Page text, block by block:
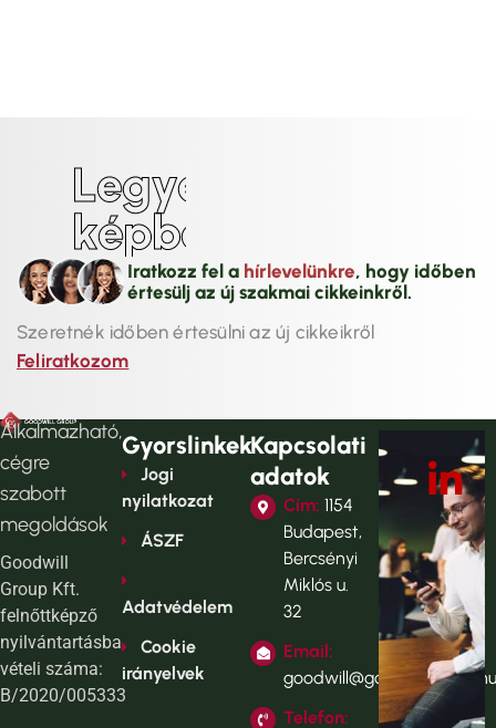
Legyé
képbe
Iratkozz fel a hírlevelünkre, hogy időben
értesülj az új szakmai cikkeinkről.
Szeretnék időben értesülni az új cikkeikről
Feliratkozom
Alkalmazható,
cégre
szabott
megoldások
Goodwill
Group Kft.
felnőttképző
nyilvántartásba
vételi száma:
B/2020/005333
Gyorslinkek
Jogi
nyilatkozat
ÁSZF
Adatvédelem
Cookie
irányelvek
Kapcsolati
adatok
Cím: 1154
Budapest,
Bercsényi
Miklós u.
32
Email:
Telefon: